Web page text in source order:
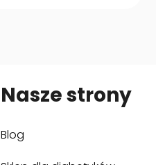
Nasze strony
Blog